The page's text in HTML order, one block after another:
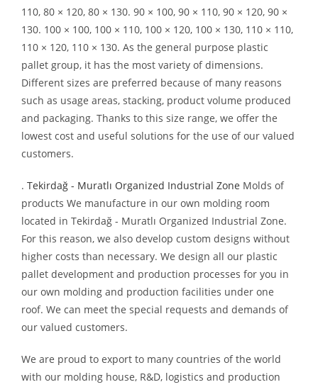
110, 80 × 120, 80 × 130. 90 × 100, 90 × 110, 90 × 120, 90 ×
130. 100 × 100, 100 × 110, 100 × 120, 100 × 130, 110 × 110,
110 × 120, 110 × 130. As the general purpose plastic
pallet group, it has the most variety of dimensions.
Different sizes are preferred because of many reasons
such as usage areas, stacking, product volume produced
and packaging. Thanks to this size range, we offer the
lowest cost and useful solutions for the use of our valued
customers.
. Tekirdağ - Muratlı Organized Industrial Zone Molds of
products We manufacture in our own molding room
located in Tekirdağ - Muratlı Organized Industrial Zone.
For this reason, we also develop custom designs without
higher costs than necessary. We design all our plastic
pallet development and production processes for you in
our own molding and production facilities under one
roof. We can meet the special requests and demands of
our valued customers.
We are proud to export to many countries of the world
with our molding house, R&D, logistics and production